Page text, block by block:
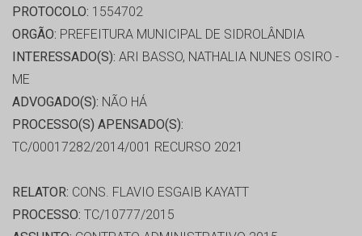
PROTOCOLO: 1554702
ORGÃO: PREFEITURA MUNICIPAL DE SIDROLÂNDIA
INTERESSADO(S): ARI BASSO, NATHALIA NUNES OSIRO -
ME
ADVOGADO(S): NÃO HÁ
PROCESSO(S) APENSADO(S):
TC/00017282/2014/001 RECURSO 2021
RELATOR: CONS. FLAVIO ESGAIB KAYATT
PROCESSO: TC/10777/2015